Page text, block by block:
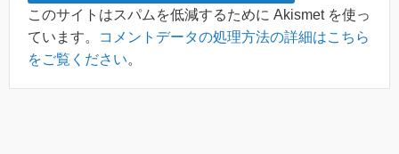
このサイトはスパムを低減するために Akismet を使っ
ています。
コメントデータの処理方法の詳細はこちら
をご覧ください。